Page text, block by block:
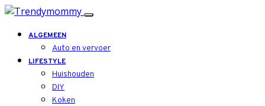
ALGEMEEN
Auto en vervoer
LIFESTYLE
Huishouden
DIY
Koken